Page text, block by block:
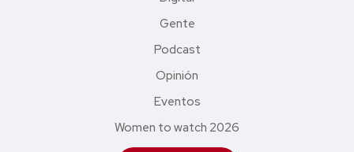
Gente
Podcast
Opinión
Eventos
Women to watch 2026